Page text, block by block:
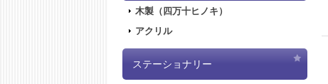
木製（四万十ヒノキ）
アクリル
ステーショナリー